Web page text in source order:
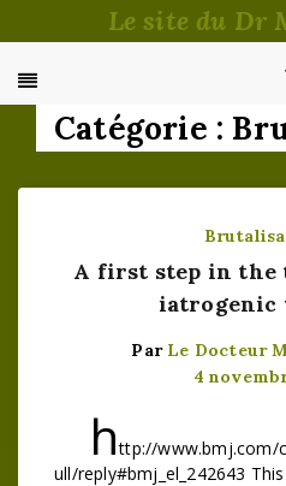
au
Le site du Dr
Catégorie :
A first step in
iatrogenic
Par Le Docteur
4
http://www.bmj.com/
ull/reply#bmj_el_242643